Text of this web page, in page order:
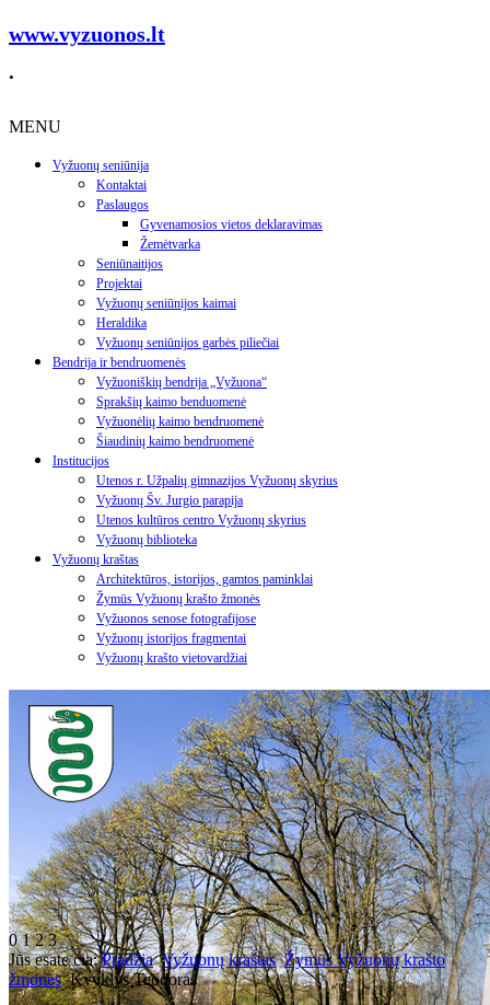
www.vyzuonos.lt
.
MENU
Vyžuonų seniūnija
Kontaktai
Paslaugos
Gyvenamosios vietos deklaravimas
Žemėtvarka
Seniūnaitijos
Projektai
Vyžuonų seniūnijos kaimai
Heraldika
Vyžuonų seniūnijos garbės piliečiai
Bendrija ir bendruomenės
Vyžuoniškių bendrija „Vyžuona“
Sprakšių kaimo benduomenė
Vyžuonėlių kaimo bendruomenė
Šiaudinių kaimo bendruomenė
Institucijos
Utenos r. Užpalių gimnazijos Vyžuonų skyrius
Vyžuonų Šv. Jurgio parapija
Utenos kultūros centro Vyžuonų skyrius
Vyžuonų biblioteka
Vyžuonų kraštas
Architektūros, istorijos, gamtos paminklai
Žymūs Vyžuonų krašto žmonės
Vyžuonos senose fotografijose
Vyžuonų istorijos fragmentai
Vyžuonų krašto vietovardžiai
0123
Jūs esate čia:Pradžia Vyžuonų kraštas Žymūs Vyžuonų krašto
žmonės Kvyklys Teodoras